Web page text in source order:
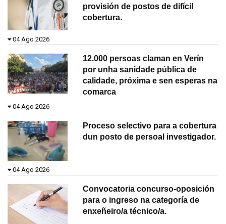
provisión de postos de difícil
cobertura.
04 Ago 2026
12.000 persoas claman en Verín
por unha sanidade pública de
calidade, próxima e sen esperas na
comarca
04 Ago 2026
Proceso selectivo para a cobertura
dun posto de persoal investigador.
04 Ago 2026
Convocatoria concurso-oposición
para o ingreso na categoría de
enxeñeiro/a técnico/a.